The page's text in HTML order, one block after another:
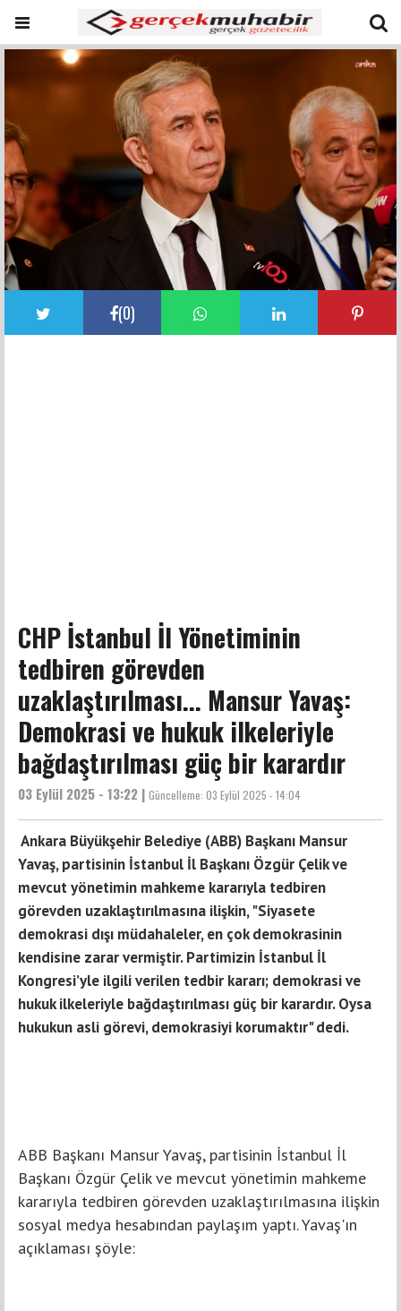
(0)
CHP İstanbul İl Yönetiminin
tedbiren görevden
uzaklaştırılması... Mansur Yavaş:
Demokrasi ve hukuk ilkeleriyle
bağdaştırılması güç bir karardır
03 Eylül 2025 - 13:22 | Güncelleme: 03 Eylül 2025 - 14:04
Ankara Büyükşehir Belediye (ABB) Başkanı Mansur
Yavaş, partisinin İstanbul İl Başkanı Özgür Çelik ve
mevcut yönetimin mahkeme kararıyla tedbiren
görevden uzaklaştırılmasına ilişkin, "Siyasete
demokrasi dışı müdahaleler, en çok demokrasinin
kendisine zarar vermiştir. Partimizin İstanbul İl
Kongresi’yle ilgili verilen tedbir kararı; demokrasi ve
hukuk ilkeleriyle bağdaştırılması güç bir karardır. Oysa
hukukun asli görevi, demokrasiyi korumaktır" dedi.
ABB Başkanı Mansur Yavaş, partisinin İstanbul İl
Başkanı Özgür Çelik ve mevcut yönetimin mahkeme
kararıyla tedbiren görevden uzaklaştırılmasına ilişkin
sosyal medya hesabından paylaşım yaptı. Yavaş'ın
açıklaması şöyle: